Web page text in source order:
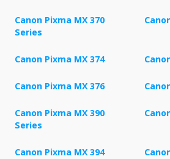
Canon Pixma MX 370
Series
Canon Pixma MX 374
Canon Pixma MX 376
Canon Pixma MX 390
Series
Canon Pixma MX 394